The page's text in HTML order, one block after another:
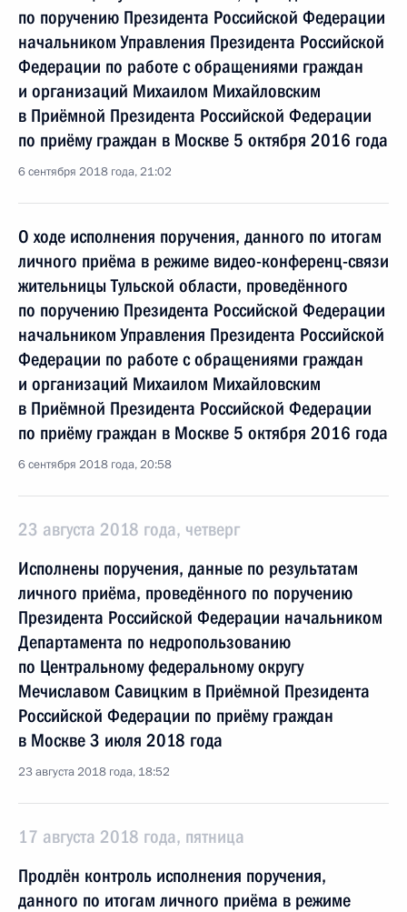
по поручению Президента Российской Федерации
начальником Управления Президента Российской
Федерации по работе с обращениями граждан
и организаций Михаилом Михайловским
в Приёмной Президента Российской Федерации
по приёму граждан в Москве 5 октября 2016 года
6 сентября 2018 года, 21:02
О ходе исполнения поручения, данного по итогам
личного приёма в режиме видео-конференц-связи
жительницы Тульской области, проведённого
по поручению Президента Российской Федерации
начальником Управления Президента Российской
Федерации по работе с обращениями граждан
и организаций Михаилом Михайловским
в Приёмной Президента Российской Федерации
по приёму граждан в Москве 5 октября 2016 года
6 сентября 2018 года, 20:58
23 августа 2018 года, четверг
Исполнены поручения, данные по результатам
личного приёма, проведённого по поручению
Президента Российской Федерации начальником
Департамента по недропользованию
по Центральному федеральному округу
Мечиславом Савицким в Приёмной Президента
Российской Федерации по приёму граждан
в Москве 3 июля 2018 года
23 августа 2018 года, 18:52
17 августа 2018 года, пятница
Продлён контроль исполнения поручения,
данного по итогам личного приёма в режиме